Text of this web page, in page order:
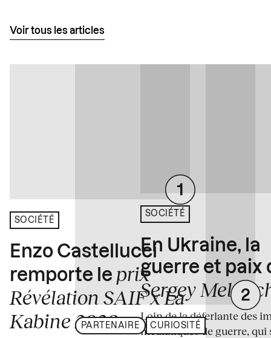
Voir tous les articles
SOCIÉTÉ
Enzo Castellucci
remporte le prix
Révélation SAIF x La
Kabine 2026
PARTENAIRE CURIOSITÉ
SOCIÉTÉ
En Ukraine, la
guerre et paix
Sergey
Loin de la déferlante des
médiatiques de guerre, qui